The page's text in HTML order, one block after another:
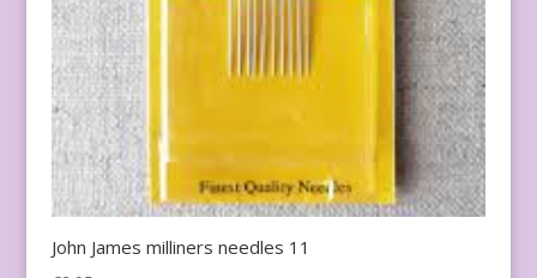
John James milliners needles 11